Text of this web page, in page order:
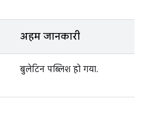
अहम जानकारी
बुलेटिन पब्लिश हो गया.